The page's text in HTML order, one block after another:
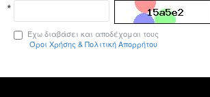
Έχω διαβάσει και αποδέχομαι τους
Όροι Χρήσης & Πολιτική Απορρήτου